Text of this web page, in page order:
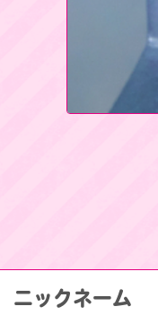
ニックネーム